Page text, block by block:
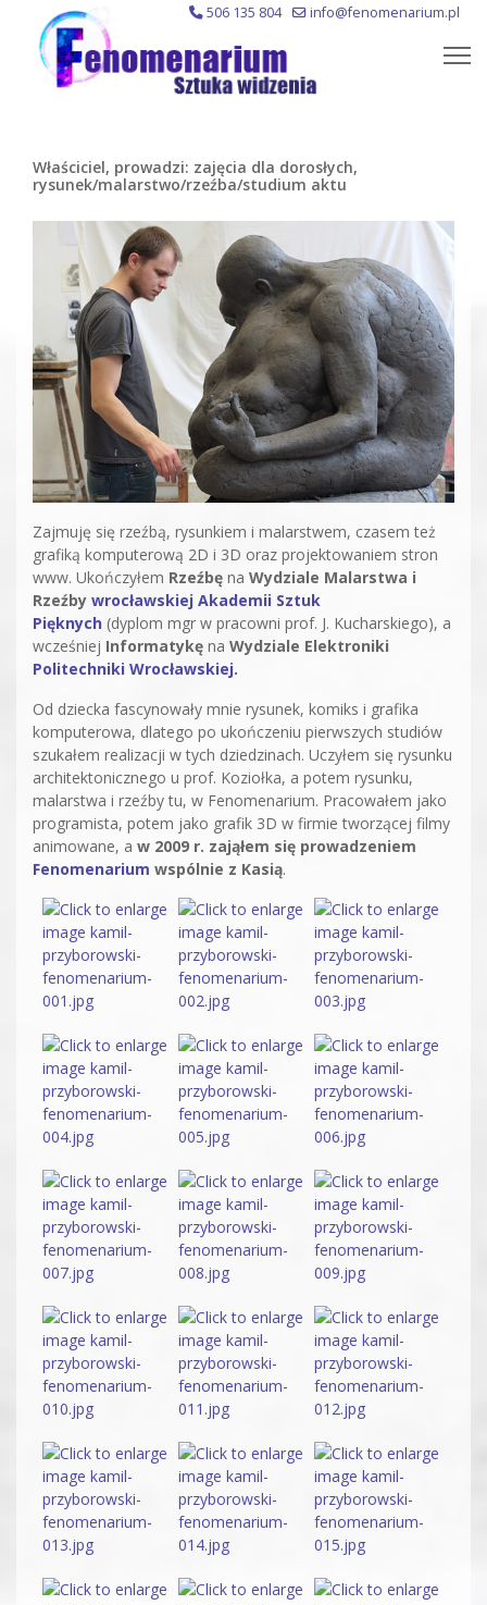
506 135 804 info@fenomenarium.pl
Właściciel, prowadzi: zajęcia dla dorosłych,
rysunek/malarstwo/rzeźba/studium aktu
Zajmuję się rzeźbą, rysunkiem i malarstwem, czasem też
grafiką komputerową 2D i 3D oraz projektowaniem stron
www. Ukończyłem Rzeźbę na Wydziale Malarstwa i
Rzeźby wrocławskiej Akademii Sztuk
Pięknych (dyplom mgr w pracowni prof. J. Kucharskiego), a
wcześniej Informatykę na Wydziale Elektroniki
Politechniki Wrocławskiej.
Od dziecka fascynowały mnie rysunek, komiks i grafika
komputerowa, dlatego po ukończeniu pierwszych studiów
szukałem realizacji w tych dziedzinach. Uczyłem się rysunku
architektonicznego u prof. Koziołka, a potem rysunku,
malarstwa i rzeźby tu, w Fenomenarium. Pracowałem jako
programista, potem jako grafik 3D w firmie tworzącej filmy
animowane, a w 2009 r. zająłem się prowadzeniem
Fenomenarium wspólnie z Kasią.